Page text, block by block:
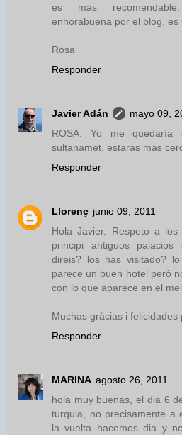
es más
enhorabuena por el blog,
Rosa
Responder
Javier Adán
mayo 09,
ROSA. Yo me
sultanamet. estaras mas
Responder
Llorenç junio 09, 2011
Hola Javier. Respeto a
principi antiguos
direis? los has visitado?
parece un buen hotel però
con lo que aparece en el
Muchas gràcias i felicidades
Responder
MARINA agosto 26, 2011
hola muy buenas, el dia 6
turquia, no precisamente a
la vuelta hacemos dia y